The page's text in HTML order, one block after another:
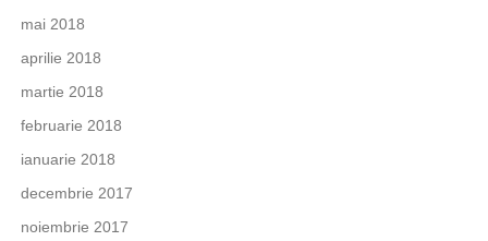
mai 2018
aprilie 2018
martie 2018
februarie 2018
ianuarie 2018
decembrie 2017
noiembrie 2017